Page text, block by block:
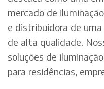
mercado de
e distribuidora de
de alta qualidade.
soluções de
para residências,